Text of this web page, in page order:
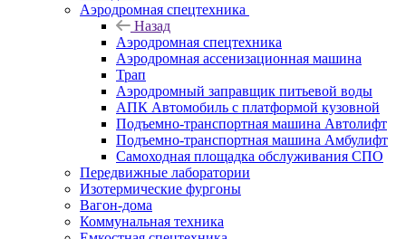
Аэродромная спецтехника
Назад
Аэродромная спецтехника
Аэродромная ассенизационная машина
Трап
Аэродромный заправщик питьевой воды
АПК Автомобиль с платформой кузовной
Подъемно-транспортная машина Автолифт
Подъемно-транспортная машина Амбулифт
Самоходная площадка обслуживания СПО
Передвижные лаборатории
Изотермические фургоны
Вагон-дома
Коммунальная техника